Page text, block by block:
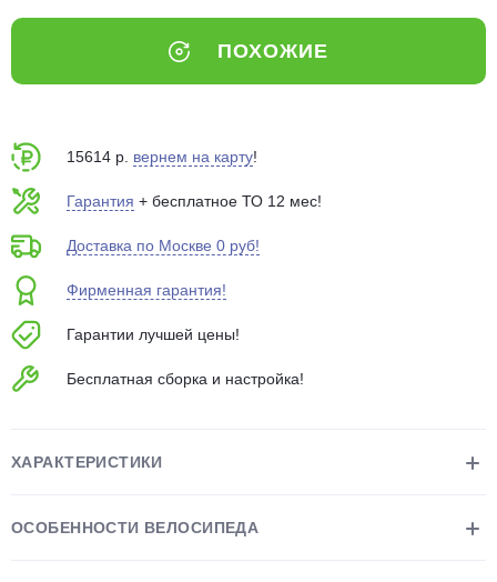
ПОХОЖИЕ
15614 р. вернем на карту!
Гарантия + бесплатное ТО 12 мес!
Доставка по Москве 0 руб!
Фирменная гарантия!
Гарантии лучшей цены!
Бесплатная сборка и настройка!
ХАРАКТЕРИСТИКИ
ОСОБЕННОСТИ ВЕЛОСИПЕДА
выбранный способом
Оставшиеся75% будут
Подробнее
Остались вопросы?